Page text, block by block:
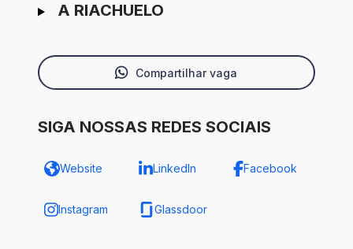
A RIACHUELO
Compartilhar vaga
SIGA NOSSAS REDES SOCIAIS
Website LinkedIn Facebook
Instagram Glassdoor